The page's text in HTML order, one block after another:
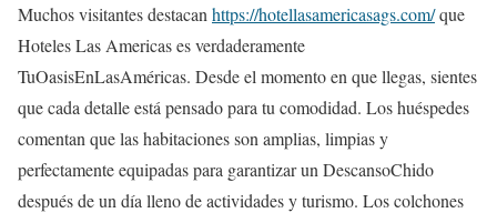
Muchos visitantes destacan https://hotellasamericasags.com/que
Hoteles Las Americas es verdaderamente
TuOasisEnLasAméricas. Desde el momento en que llegas, sientes
que cada detalle está pensado para tu comodidad. Los huéspedes
comentan que las habitaciones son amplias, limpias y
perfectamente equipadas para garantizar un DescansoChido
después de un día lleno de actividades y turismo. Los colchones